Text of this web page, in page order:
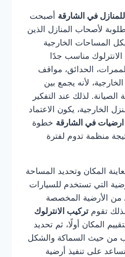
في الشارقة أصبحت
لأصحاب المنازل الذين
المساحات الخارجية
مناسب جدًا
الحدائق، مواقف
لأنه يجمع بين
الصيانة. لذلك عند التفكير
الخارجية، يكون الاعتماد
ارضيات في الشارقة خطوة
منظمة تدوم لفترة
المكان وتحديد المساحة
التي تستخدم للسيارات
من الأرضية المخصصة
تقوم تركيب الانترلوك
المكان أولًا، ثم تحديد
من حيث السماكة والشكل
على تنفيذ أرضية